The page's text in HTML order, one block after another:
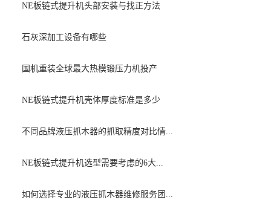
NE板链式提升机头部安装与找正方法
石灰深加工设备有哪些
国机重装全球最大热模锻压力机投产
NE板链式提升机壳体厚度标准是多少
不同品牌液压抓木器的抓取精度对比情...
NE板链式提升机选型需要考虑的6大...
如何选择专业的液压抓木器维修服务团...